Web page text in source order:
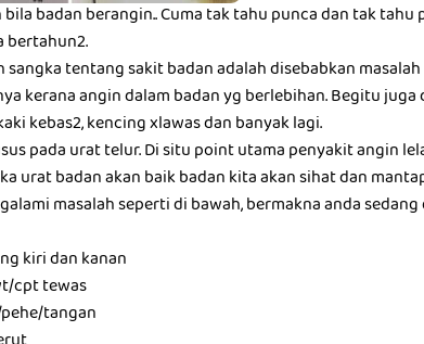
badan berangin.. Cuma tak tahu punca dan tak
bertahun2.
sangka tentang sakit badan adalah disebabkan
kerana angin dalam badan yg berlebihan. Begitu
kebas2, kencing xlawas dan banyak lagi.
pada urat telur. Di situ point utama penyakit angin
urat badan akan baik badan kita akan sihat dan
masalah seperti di bawah, bermakna anda
kiri dan kanan
cpt tewas
tangan